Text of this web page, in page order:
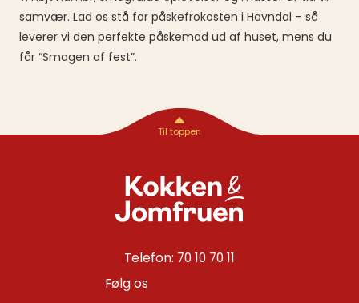
samvær. Lad os stå for påskefrokosten i Havndal – så
leverer vi den perfekte påskemad ud af huset, mens du
får “Smagen af fest”.
Telefon: 70 10 70 11
Følg os